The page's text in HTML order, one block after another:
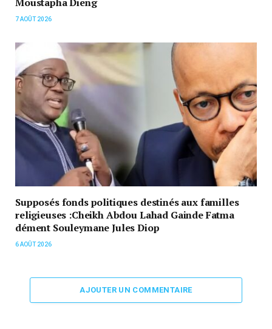
7 AOÛT 2026
Supposés fonds politiques destinés aux familles
religieuses :Cheikh Abdou Lahad Gainde Fatma
dément Souleymane Jules Diop
6 AOÛT 2026
AJOUTER UN COMMENTAIRE